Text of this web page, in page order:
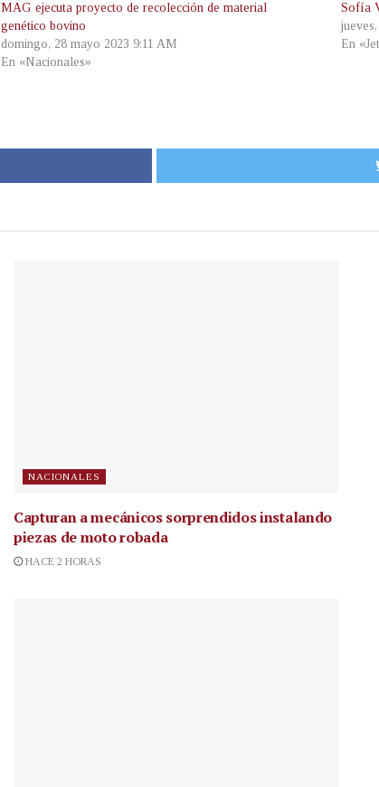
MAG ejecuta proyecto de recolección de material
genético bovino
domingo, 28 mayo 2023 9:11 AM
En «Nacionales»
Sofía
En
NACIONALES
Capturan a mecánicos sorprendidos instalando
piezas de moto robada
HACE 2 HORAS